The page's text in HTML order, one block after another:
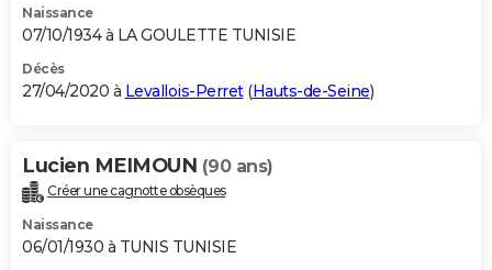
Naissance
07/10/1934 à LA GOULETTE TUNISIE
Décès
27/04/2020 à Levallois-Perret(Hauts-de-Seine)
Lucien MEIMOUN (90 ans)
Créer une cagnotte obsèques
Naissance
06/01/1930 à TUNIS TUNISIE